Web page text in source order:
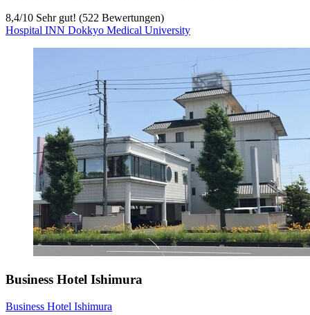
8,4/10 Sehr gut! (522 Bewertungen)
Hospital INN Dokkyo Medical University
Business Hotel Ishimura
Business Hotel Ishimura